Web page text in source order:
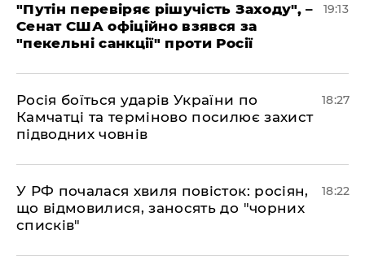
​"Путін перевіряє рішучість Заходу", –
Сенат США офіційно взявся за
"пекельні санкції" проти Росії
19:13
​Росія боїться ударів України по
Камчатці та терміново посилює захист
підводних човнів
18:27
​У РФ почалася хвиля повісток: росіян,
що відмовилися, заносять до "чорних
списків"
18:22